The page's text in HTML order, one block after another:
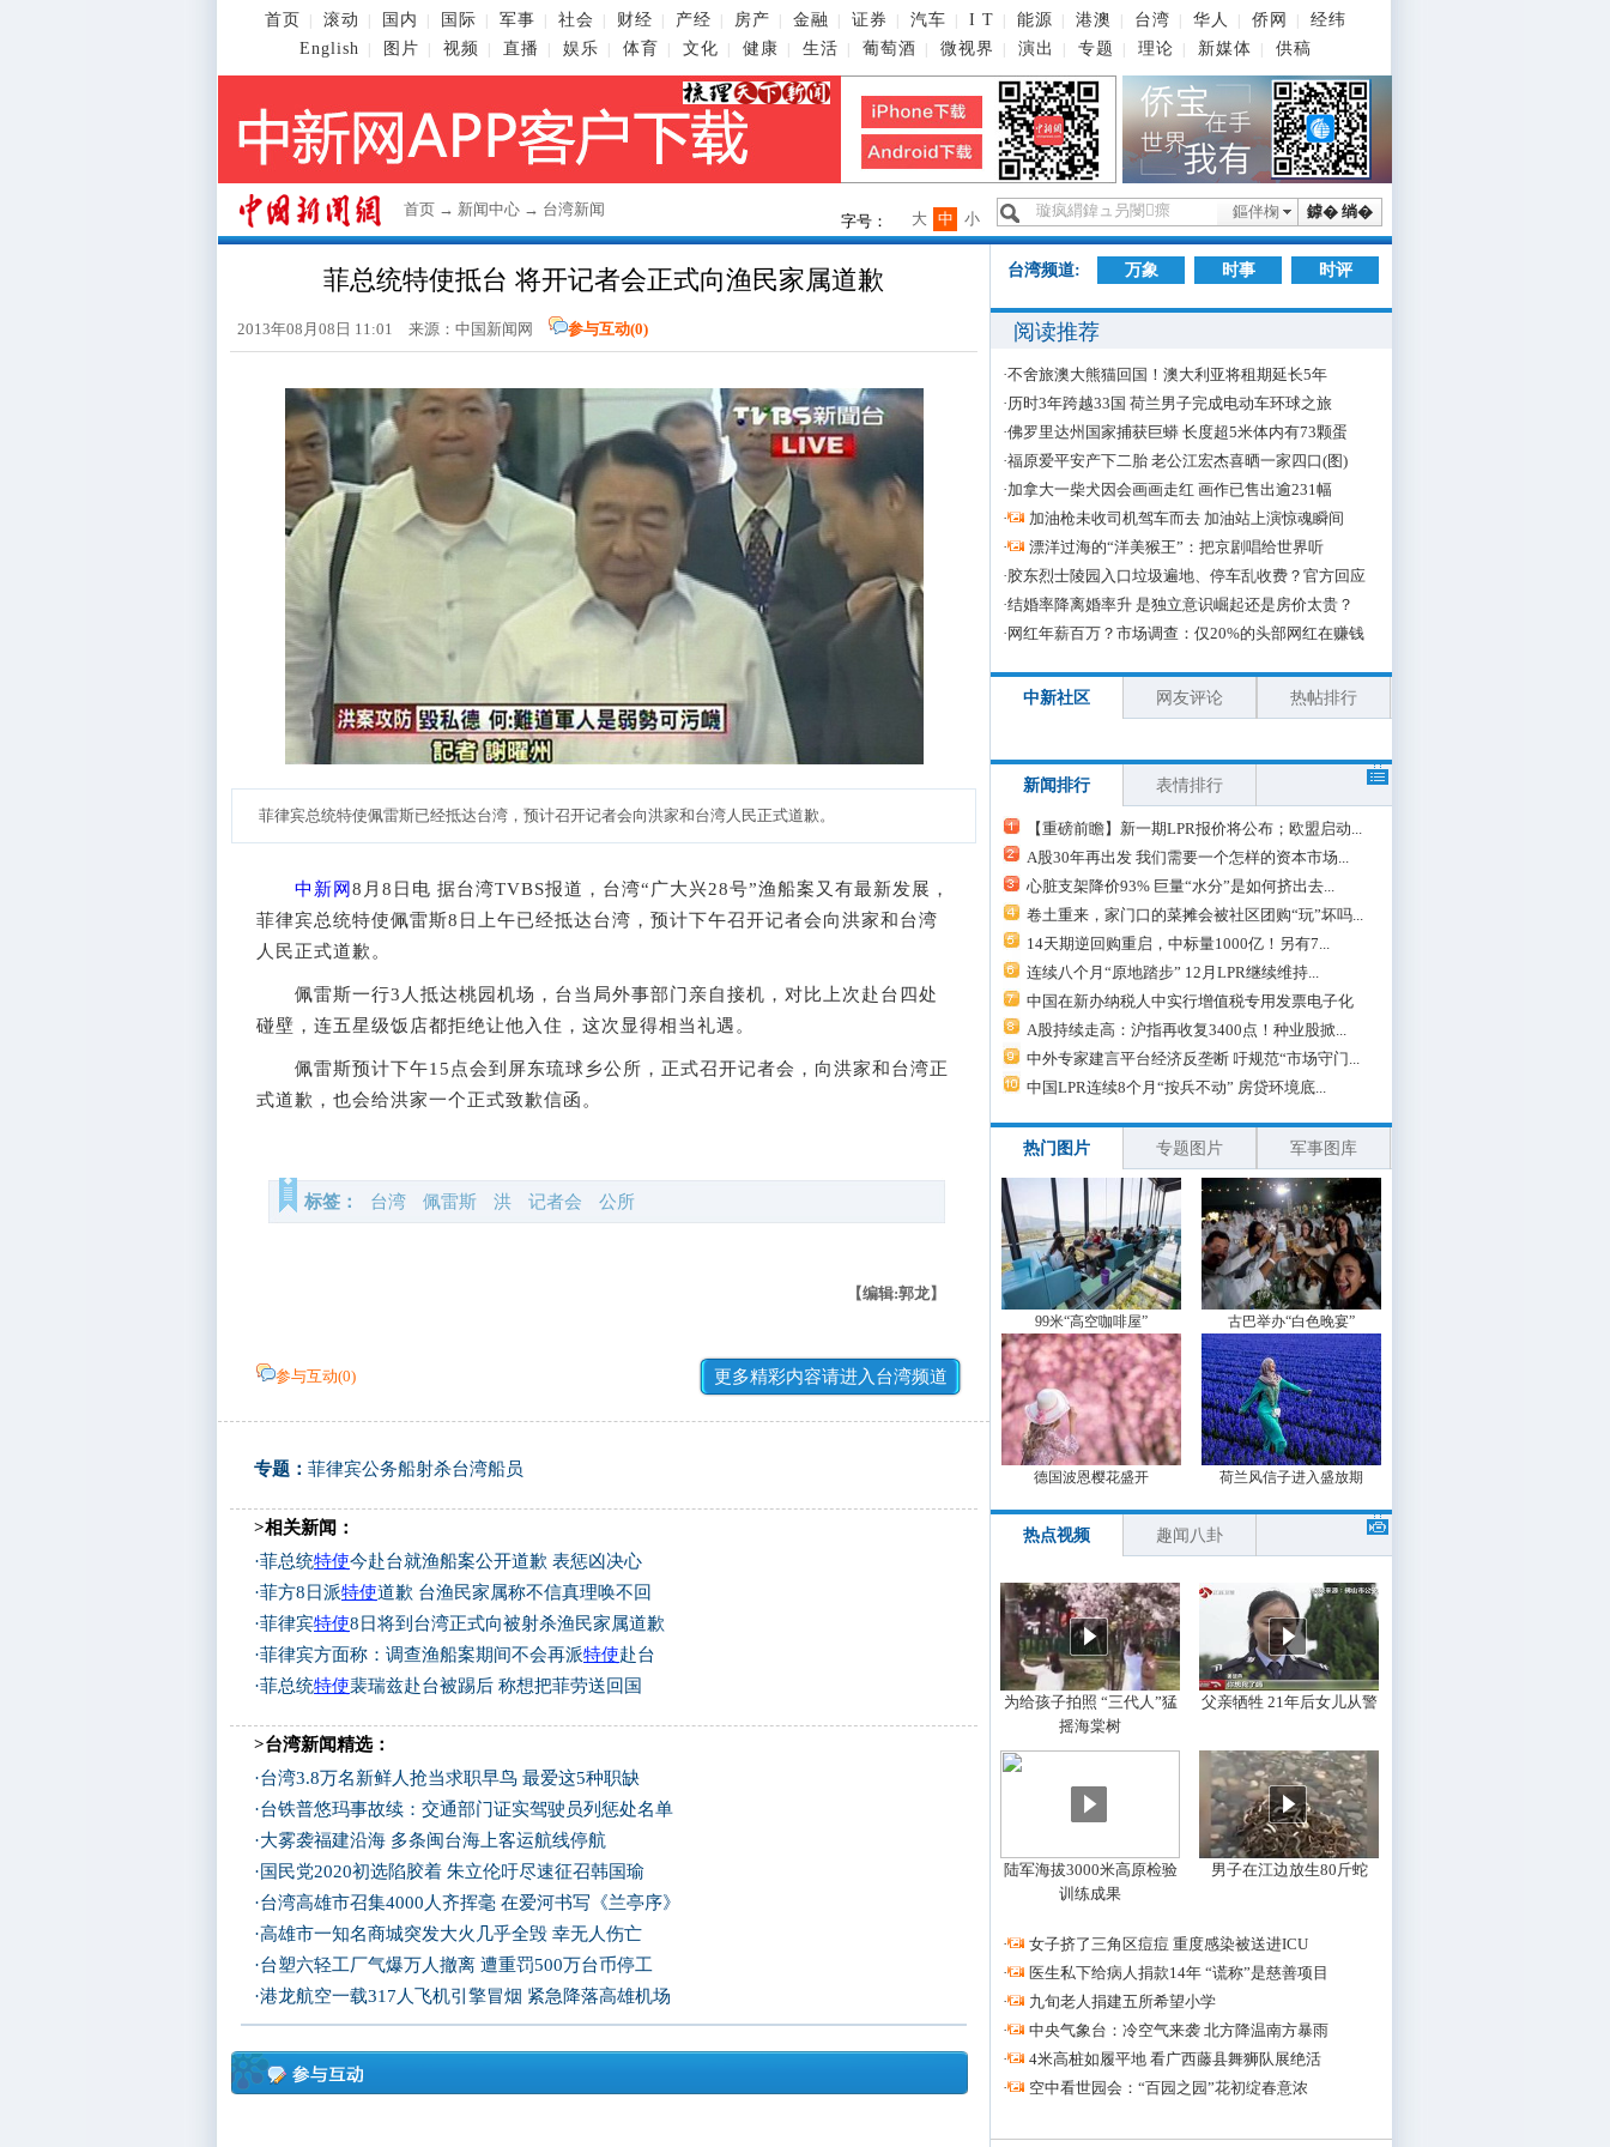
首页 滚动 国内 国际 军事 社会 财经 产经 房产 金融 证券 汽车 I T 能源 港澳 台湾 华人 侨网
经纬
English
图片 视频 直播 娱乐 体育 文化 健康 生活 葡萄酒 微视界 演出 专题 理论 新媒体 供稿
首页 → 新闻中心 → 台湾新闻 鎼� 绱�
鏂伴椈
字号： 小
中
大
菲总统特使抵台 将开记者会正式向渔民家属道歉
2013年08月08日 11:01 来源： 中国新闻网 参与互动(0)
菲律宾总统特使佩雷斯已经抵达台湾，预计召开记者会向洪家和台湾人民正式道歉。
中新网 8月8日电 据台湾TVBS报道，台湾“广大兴28号”渔船案又有最新发展，
菲律宾总统特使佩雷斯8日上午已经抵达台湾，预计下午召开记者会向洪家和台湾
人民正式道歉。
佩雷斯一行3人抵达桃园机场，台当局外事部门亲自接机，对比上次赴台四处
碰壁，连五星级饭店都拒绝让他入住，这次显得相当礼遇。
佩雷斯预计下午15点会到屏东琉球乡公所，正式召开记者会，向洪家和台湾正
式道歉，也会给洪家一个正式致歉信函。
标签： 台湾 佩雷斯 洪 记者会 公所
【编辑:郭龙】
参与互动(0) 更多精彩内容请进入台湾频道
专题： 菲律宾公务船射杀台湾船员
>相关新闻：
·菲总统特使今赴台就渔船案公开道歉 表惩凶决心
·菲方8日派特使道歉 台渔民家属称不信真理唤不回
·菲律宾特使8日将到台湾正式向被射杀渔民家属道歉
·菲律宾方面称：调查渔船案期间不会再派特使赴台
·菲总统特使裴瑞兹赴台被踢后 称想把菲劳送回国
>台湾新闻精选：
·台湾3.8万名新鲜人抢当求职早鸟 最爱这5种职缺
·台铁普悠玛事故续：交通部门证实驾驶员列惩处名单
·大雾袭福建沿海 多条闽台海上客运航线停航
· 国民党2020初选陷胶着 朱立伦吁尽速征召韩国瑜
·台湾高雄市召集4000人齐挥毫 在爱河书写《兰亭序》
·高雄市一知名商城突发大火几乎全毁 幸无人伤亡
·台塑六轻工厂气爆万人撤离 遭重罚500万台币停工
·港龙航空一载317人飞机引擎冒烟 紧急降落高雄机场
台湾频道: 万象 时事 时评
阅读推荐
·不舍旅澳大熊猫回国！澳大利亚将租期延长5年
·历时3年跨越33国 荷兰男子完成电动车环球之旅
·佛罗里达州国家捕获巨蟒 长度超5米体内有73颗蛋
·福原爱平安产下二胎 老公江宏杰喜晒一家四口(图)
·加拿大一柴犬因会画画走红 画作已售出逾231幅
·
加油枪未收司机驾车而去 加油站上演惊魂瞬间
·
漂洋过海的“洋美猴王”：把京剧唱给世界听
·胶东烈士陵园入口垃圾遍地、停车乱收费？官方回应
·结婚率降离婚率升 是独立意识崛起还是房价太贵？
· 网红年薪百万？市场调查：仅20%的头部网红在赚钱
中新社区 网友评论 热帖排行
新闻排行 表情排行
【重磅前瞻】新一期LPR报价将公布；欧盟启动...
A股30年再出发 我们需要一个怎样的资本市场...
心脏支架降价93% 巨量“水分”是如何挤出去...
卷土重来，家门口的菜摊会被社区团购“玩”坏吗...
14天期逆回购重启，中标量1000亿！另有7...
连续八个月“原地踏步” 12月LPR继续维持...
中国在新办纳税人中实行增值税专用发票电子化
A股持续走高：沪指再收复3400点！种业股掀...
中外专家建言平台经济反垄断 吁规范“市场守门...
中国LPR连续8个月“按兵不动” 房贷环境底...
热门图片 专题图片 军事图库
99米“高空咖啡屋” 古巴举办“白色晚宴”
德国波恩樱花盛开 荷兰风信子进入盛放期
热点视频 趣闻八卦
为给孩子拍照 “三代人”猛
摇海棠树
父亲牺牲 21年后女儿从警
陆军海拔3000米高原检验
训练成果
男子在江边放生80斤蛇
·
女子挤了三角区痘痘 重度感染被送进ICU
·
医生私下给病人捐款14年 “谎称”是慈善项目
·
九旬老人捐建五所希望小学
·
中央气象台：冷空气来袭 北方降温南方暴雨
·
4米高桩如履平地 看广西藤县舞狮队展绝活
·
空中看世园会：“百园之园”花初绽春意浓